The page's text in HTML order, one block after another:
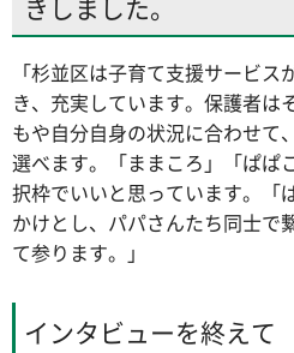
きしました。
「杉並区は子育て支援サービ
き、充実しています。保護者は
もや自分自身の状況に合わせて
選べます。「ままころ」「ぱぱ
択枠でいいと思っています。「
かけとし、パパさんたち同士で
て参ります。」
インタビューを終えて